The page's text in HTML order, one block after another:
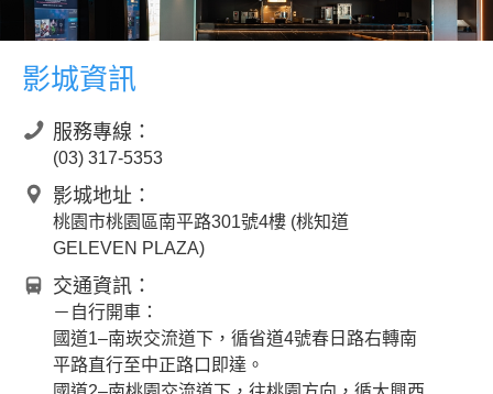
影城資訊
服務專線：
(03) 317-5353
影城地址：
桃園市桃園區南平路301號4樓 (桃知道
GELEVEN PLAZA)
交通資訊：
－自行開車：
國道1–南崁交流道下，循省道4號春日路右轉南
平路直行至中正路口即達。